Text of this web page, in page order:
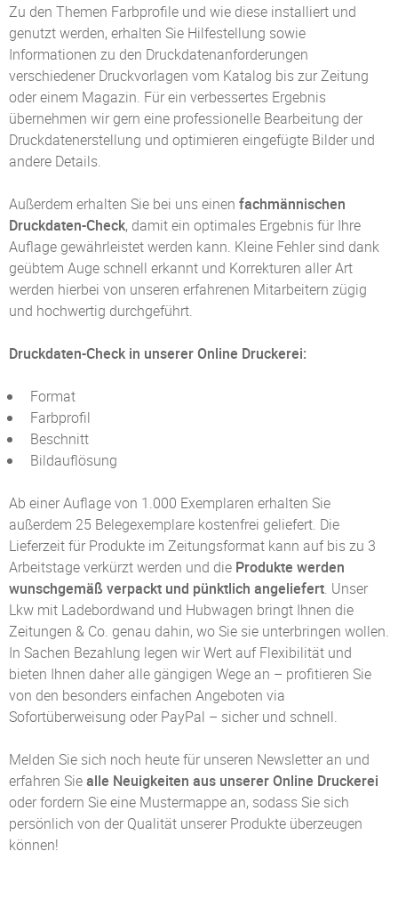
Zu den Themen Farbprofile und wie diese installiert und
genutzt werden, erhalten Sie Hilfestellung sowie
Informationen zu den Druckdatenanforderungen
verschiedener Druckvorlagen vom Katalog bis zur Zeitung
oder einem Magazin. Für ein verbessertes Ergebnis
übernehmen wir gern eine professionelle Bearbeitung der
Druckdatenerstellung und optimieren eingefügte Bilder und
andere Details.
Außerdem erhalten Sie bei uns einen fachmännischen
Druckdaten-Check, damit ein optimales Ergebnis für Ihre
Auflage gewährleistet werden kann. Kleine Fehler sind dank
geübtem Auge schnell erkannt und Korrekturen aller Art
werden hierbei von unseren erfahrenen Mitarbeitern zügig
und hochwertig durchgeführt.
Druckdaten-Check in unserer Online Druckerei:
Format
Farbprofil
Beschnitt
Bildauflösung
Ab einer Auflage von 1.000 Exemplaren erhalten Sie
außerdem 25 Belegexemplare kostenfrei geliefert. Die
Lieferzeit für Produkte im Zeitungsformat kann auf bis zu 3
Arbeitstage verkürzt werden und die Produkte werden
wunschgemäß verpackt und pünktlich angeliefert. Unser
Lkw mit Ladebordwand und Hubwagen bringt Ihnen die
Zeitungen & Co. genau dahin, wo Sie sie unterbringen wollen.
In Sachen Bezahlung legen wir Wert auf Flexibilität und
bieten Ihnen daher alle gängigen Wege an – profitieren Sie
von den besonders einfachen Angeboten via
Sofortüberweisung oder PayPal – sicher und schnell.
Melden Sie sich noch heute für unseren Newsletter an und
erfahren Siealle Neuigkeiten aus unserer Online Druckerei
oder fordern Sie eine Mustermappe an, sodass Sie sich
persönlich von der Qualität unserer Produkte überzeugen
können!